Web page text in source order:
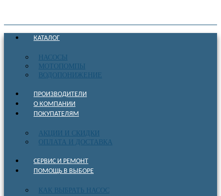
КАТАЛОГ
НАСОСЫ
МОТОПОМПЫ
ВОДОПОНИЖЕНИЕ
ПРОИЗВОДИТЕЛИ
О КОМПАНИИ
ПОКУПАТЕЛЯМ
АКЦИИ И СКИДКИ
ОПЛАТА И ДОСТАВКА
СЕРВИС И РЕМОНТ
ПОМОЩЬ В ВЫБОРЕ
КАК ВЫБРАТЬ НАСОС